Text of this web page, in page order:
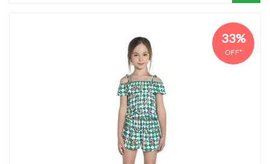
33%
OFF*